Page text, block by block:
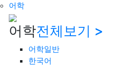
어학
어학전체보기 >
어학일반
한국어